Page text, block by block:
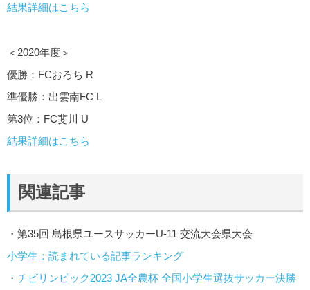
結果詳細はこちら
＜2020年度＞
優勝：FCおろち R
準優勝：出雲南FC L
第3位：FC斐川 U
結果詳細はこちら
関連記事
・第35回 島根県ユースサッカーU-11 交流大会県大会
小学生：読まれている記事ランキング
・ チビリンピック2023 JA全農杯 全国小学生選抜サッカー決勝